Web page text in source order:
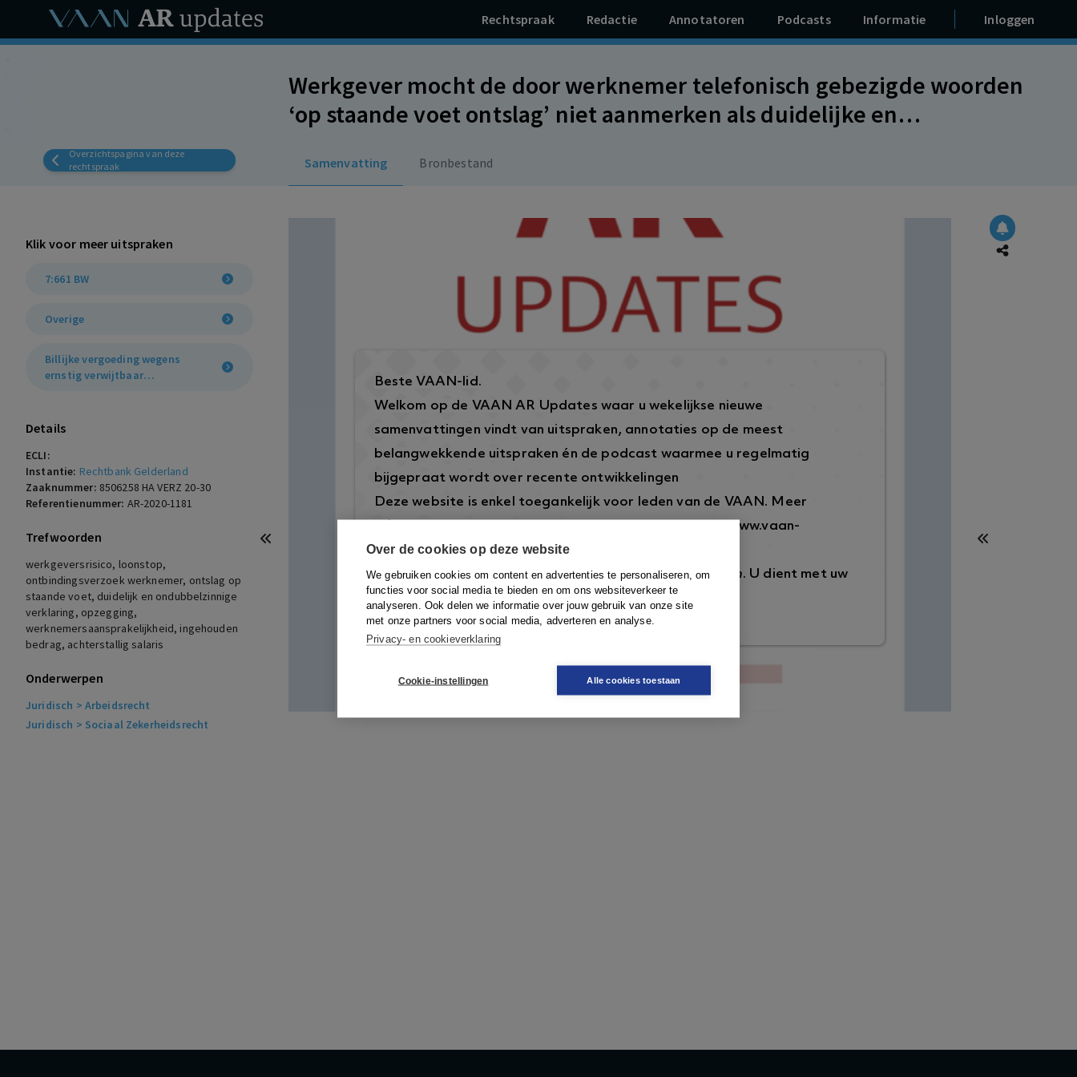
Over de cookies op deze website
We gebruiken cookies om content en advertenties te personaliseren, om
functies voor social media te bieden en om ons websiteverkeer te
analyseren. Ook delen we informatie over jouw gebruik van onze site
met onze partners voor social media, adverteren en analyse.
Privacy- en cookieverklaring
Cookie-instellingen Alle cookies toestaan
Rechtspraak Redactie Annotatoren Podcasts Informatie Inloggen
Overzichtspagina van deze
rechtspraak
Werkgever mocht de door werknemer telefonisch gebezigde woorden
‘op staande voet ontslag’ niet aanmerken als duidelijke en
Ingehouden bedrag voor het kwijtraken van een tag niet toegestaan op
Samenvatting Bronbestand
Klik voor meer uitspraken
7:661 BW
Overige
Billijke vergoeding wegens
ernstig verwijtbaar
Details
ECLI:
Instantie: Rechtbank Gelderland
Zaaknummer: 8506258 HA VERZ 20-30
Referentienummer: AR-2020-1181
Trefwoorden
werkgeversrisico, loonstop,
ontbindingsverzoek werknemer, ontslag op
staande voet, duidelijk en ondubbelzinnige
verklaring, opzegging,
werknemersaansprakelijkheid, ingehouden
bedrag, achterstallig salaris
Onderwerpen
Juridisch > Arbeidsrecht
Juridisch > Sociaal Zekerheidsrecht
Beste VAAN-lid.
Welkom op de VAAN AR Updates waar u wekelijkse nieuwe
samenvattingen vindt van uitspraken, annotaties op de meest
belangwekkende uitspraken én de podcast waarmee u regelmatig
bijgepraat wordt over recente ontwikkelingen
Deze website is enkel toegankelijk voor leden van de VAAN. Meer
https://www.vaan-
arbeidsrecht.nl/.
Om in te loggen klikt u rechtsboven op de knopInloggen. U dient met uw
VAAN-account in te loggen om toegang te krijgen.